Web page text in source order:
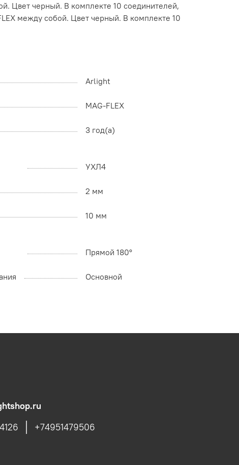
Цвет черный. В комплекте 10 соединителей,
между собой. Цвет черный. В комплекте 10
Arlight
MAG-FLEX
3 год(а)
УХЛ4
2 мм
10 мм
Прямой 180°
Основной
+74951479506